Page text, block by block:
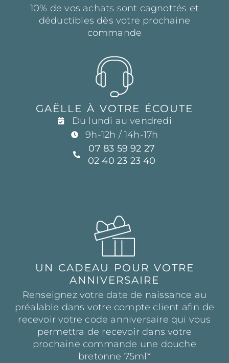
10% de vos achats sont cagnottés et
déductibles dès votre prochaine
commande
GAËLLE À VOTRE ÉCOUTE
Du lundi au vendredi
9h-12h / 14h-17h
07 83 59 92 27
02 40 23 23 40
UN CADEAU POUR VOTRE
ANNIVERSAIRE
Renseignez votre date de naissance au
préalable dans votre compte client afin de
recevoir votre code anniversaire qui vous
permettra de recevoir dans votre
prochaine commande une douche
bretonne 75ml*